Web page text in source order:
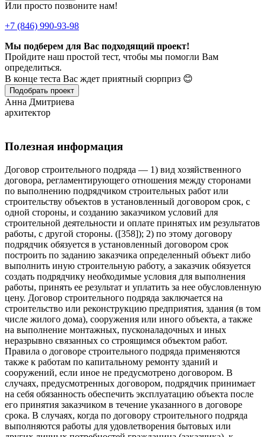
Или просто позвоните нам!
+7 (846) 990-93-98
Мы подберем для Вас подходящий проект!
Пройдите наш простой тест, чтобы мы помогли Вам
определиться.
В конце теста Вас ждет приятный сюрприз 😊
Подобрать проект
Анна Дмитриева
архитектор
Полезная информация
Договор строительного подряда — 1) вид хозяйственного
договора, регламентирующего отношения между сторонами
по выполнению подрядчиком строительных работ или
строительству объектов в установленный договором срок, с
одной стороны, и созданию заказчиком условий для
строительной деятельности и оплате принятых им результатов
работы, с другой стороны. ([358]); 2) по этому договору
подрядчик обязуется в установленный договором срок
построить по заданию заказчика определенный объект либо
выполнить иную строительную работу, а заказчик обязуется
создать подрядчику необходимые условия для выполнения
работы, принять ее результат и уплатить за нее обусловленную
цену. Договор строительного подряда заключается на
строительство или реконструкцию предприятия, здания (в том
числе жилого дома), сооружения или иного объекта, а также
на выполнение монтажных, пусконаладочных и иных
неразрывно связанных со строящимся объектом работ.
Правила о договоре строительного подряда применяются
также к работам по капитальному ремонту зданий и
сооружений, если иное не предусмотрено договором. В
случаях, предусмотренных договором, подрядчик принимает
на себя обязанность обеспечить эксплуатацию объекта после
его принятия заказчиком в течение указанного в договоре
срока. В случаях, когда по договору строительного подряда
выполняются работы для удовлетворения бытовых или